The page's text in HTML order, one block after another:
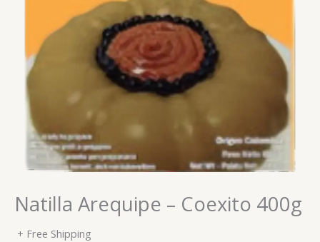
Natilla Arequipe – Coexito 400g
+ Free Shipping